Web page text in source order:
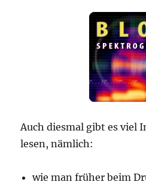
Auch diesmal gibt es viel
lesen, nämlich:
wie man früher beim